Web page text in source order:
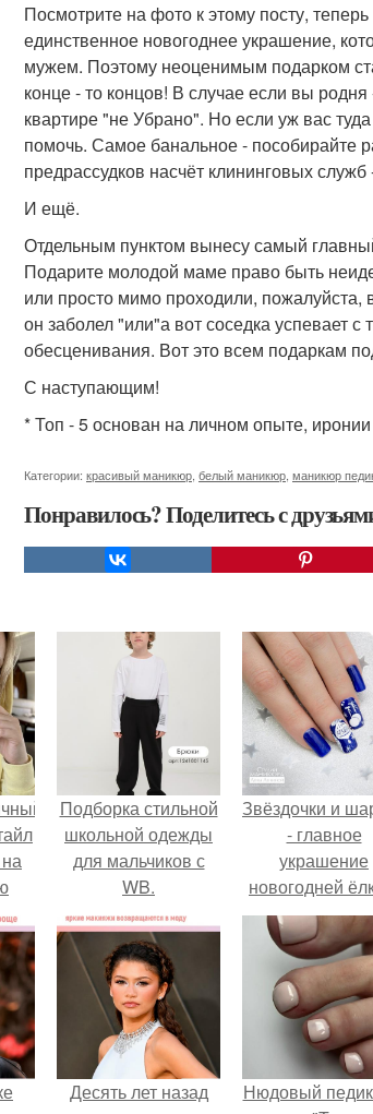
Посмотрите на фото к этому посту,
единственное новогоднее украшение,
мужем. Поэтому неоценимым подарком
конце - то концов! В случае если вы
квартире "не Убрано". Но если уж вас
помочь. Самое банальное - пособирайте
предрассудков насчёт клининговых
И ещё.
Отдельным пунктом вынесу самый
Подарите молодой маме право быть
или просто мимо проходили, пожалуйста,
он заболел "или"а вот соседка успевает
обесценивания. Вот это всем подаркам
С наступающим!
* Топ - 5 основан на личном опыте,
Категории: красивый маникюр белый маникюр маникюр
Понравилось? Поделитесь с
Подборка стильной
школьной одежды
для мальчиков с
WB.
Звёздочки и
- главное
украшение
новогодней
интересный
элемент
маникюра!
Десять лет назад
Нюдовый